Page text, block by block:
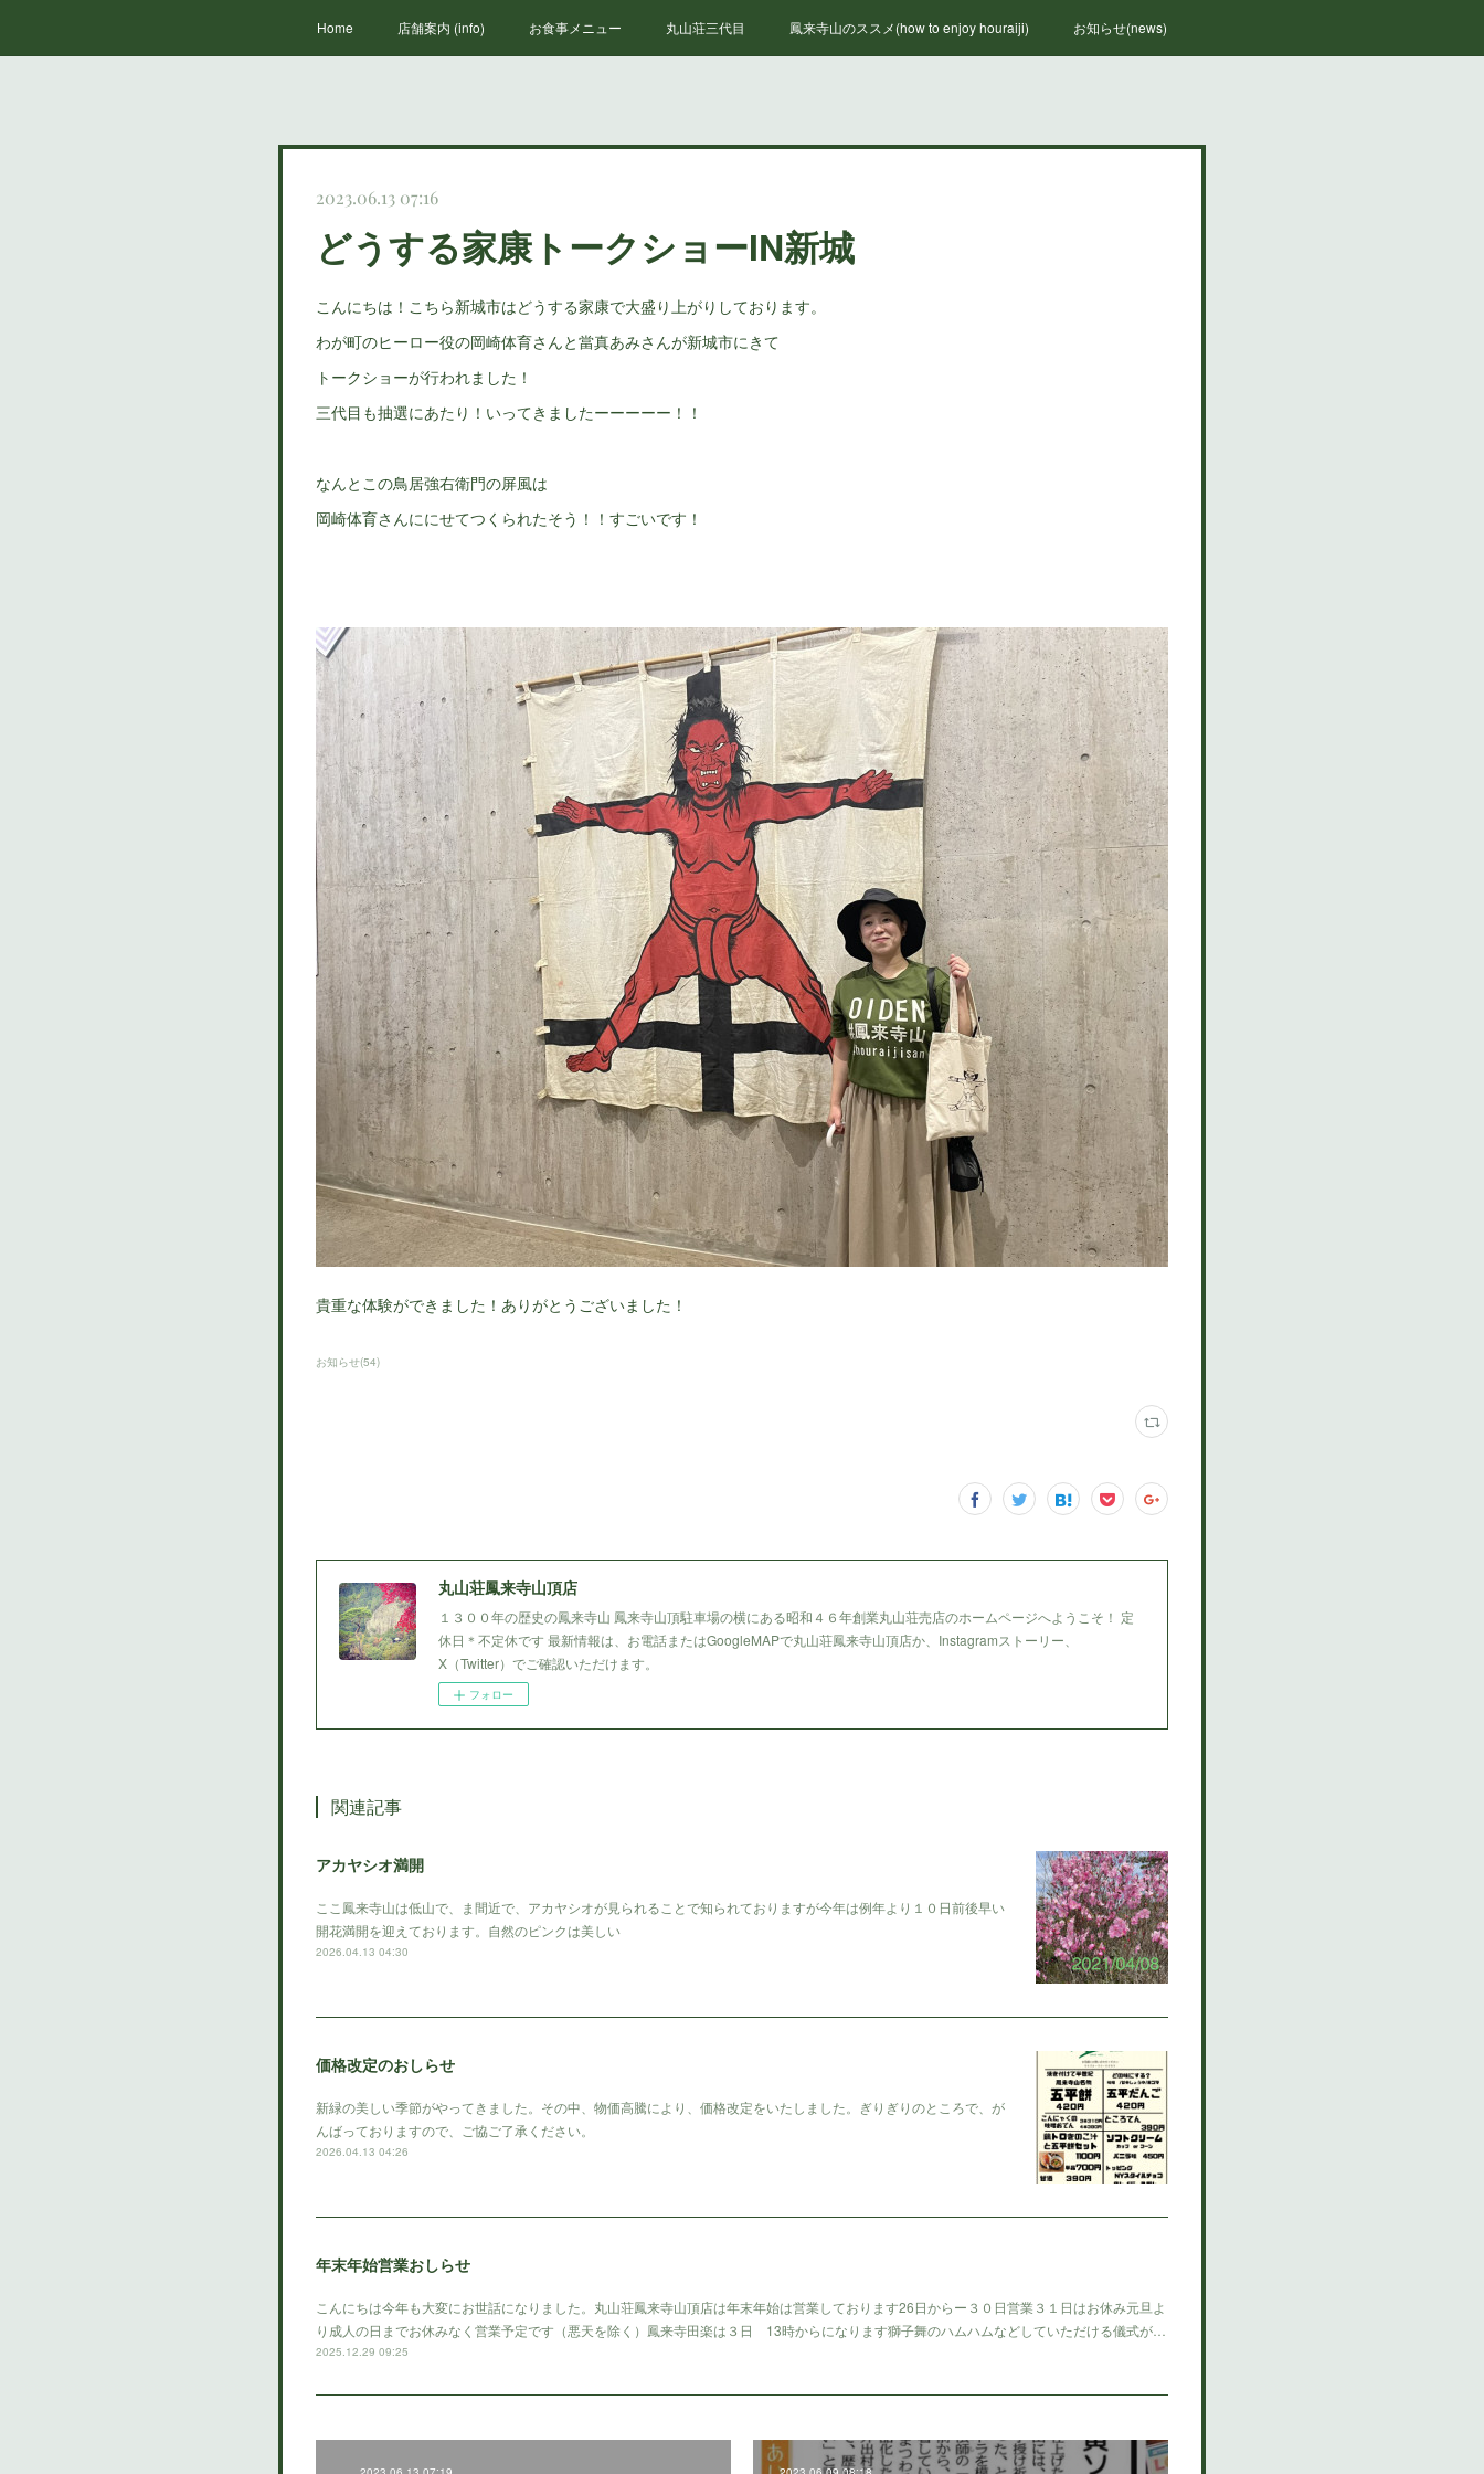
Home 店舗案内 (info) お食事メニュー 丸山荘三代目 鳳来寺山のススメ(how to enjoy houraiji) お知らせ(news)
2023.06.13 07:16
どうする家康トークショーIN新城
こんにちは！こちら新城市はどうする家康で大盛り上がりしております。
わが町のヒーロー役の岡崎体育さんと當真あみさんが新城市にきて
トークショーが行われました！
三代目も抽選にあたり！いってきましたーーーーー！！
なんとこの鳥居強右衛門の屏風は
岡崎体育さんににせてつくられたそう！！すごいです！
貴重な体験ができました！ありがとうございました！
お知らせ(54)
丸山荘鳳来寺山頂店
１３００年の歴史の鳳来寺山 鳳来寺山頂駐車場の横にある昭和４６年創業丸山荘売店のホームページへようこそ！ 定
休日＊不定休です 最新情報は、お電話またはGoogleMAPで丸山荘鳳来寺山頂店か、Instagramストーリー、
X（Twitter）でご確認いただけます。
フォロー
関連記事
アカヤシオ満開
ここ鳳来寺山は低山で、ま間近で、アカヤシオが見られることで知られておりますが今年は例年より１０日前後早い
開花満開を迎えております。自然のピンクは美しい
2026.04.13 04:30
価格改定のおしらせ
新緑の美しい季節がやってきました。その中、物価高騰により、価格改定をいたしました。ぎりぎりのところで、が
んばっておりますので、ご協ご了承ください。
2026.04.13 04:26
年末年始営業おしらせ
こんにちは今年も大変にお世話になりました。丸山荘鳳来寺山頂店は年末年始は営業しております26日からー３０日営業３１日はお休み元旦よ
り成人の日までお休みなく営業予定です（悪天を除く）鳳来寺田楽は３日 13時からになります獅子舞のハムハムなどしていただける儀式が…
2025.12.29 09:25